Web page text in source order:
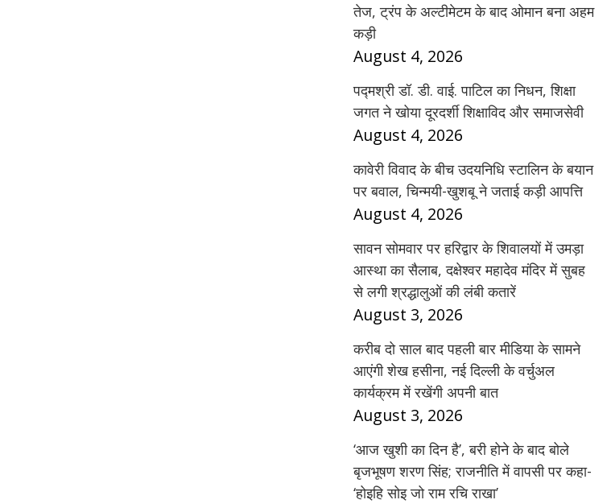
तेज, ट्रंप के अल्टीमेटम के बाद ओमान बना अहम
कड़ी
August 4, 2026
पद्मश्री डॉ. डी. वाई. पाटिल का निधन, शिक्षा
जगत ने खोया दूरदर्शी शिक्षाविद और समाजसेवी
August 4, 2026
कावेरी विवाद के बीच उदयनिधि स्टालिन के बयान
पर बवाल, चिन्मयी-खुशबू ने जताई कड़ी आपत्ति
August 4, 2026
सावन सोमवार पर हरिद्वार के शिवालयों में उमड़ा
आस्था का सैलाब, दक्षेश्वर महादेव मंदिर में सुबह
से लगी श्रद्धालुओं की लंबी कतारें
August 3, 2026
करीब दो साल बाद पहली बार मीडिया के सामने
आएंगी शेख हसीना, नई दिल्ली के वर्चुअल
कार्यक्रम में रखेंगी अपनी बात
August 3, 2026
‘आज खुशी का दिन है’, बरी होने के बाद बोले
बृजभूषण शरण सिंह; राजनीति में वापसी पर कहा-
‘होइहि सोइ जो राम रचि राखा’